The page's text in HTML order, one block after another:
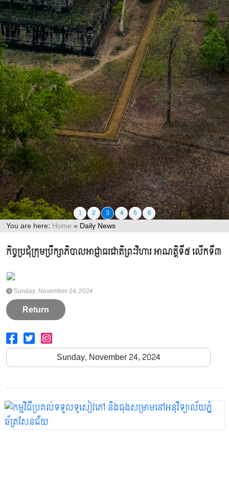
1 2 3 4 5 6
You are here: Home » Daily News
Daily News
2021
កិច្ចប្រជុំក្រុមប្រឹក្សាភិបាលអាជ្ញាធរជាតិព្រះវិហារ អាណត្តិទី៥ លើកទី៣
Sunday, November 24, 2024
Return
Sunday, November 24, 2024